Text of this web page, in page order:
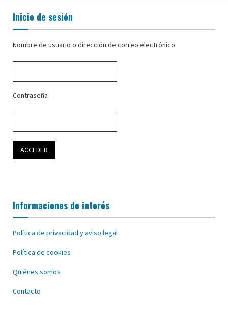
Inicio de sesión
Nombre de usuario o dirección de correo electrónico
Contraseña
Informaciones de interés
Política de privacidad y aviso legal
Política de cookies
Quiénes somos
Contacto